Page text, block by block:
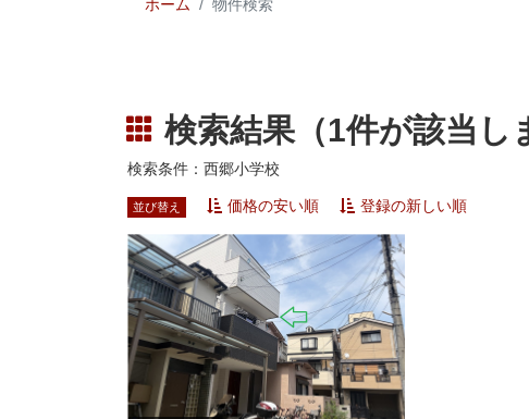
ホーム 物件検索
検索結果（1件が該当し
検索条件：西郷小学校
並び替え 価格の安い順 登録の新しい順